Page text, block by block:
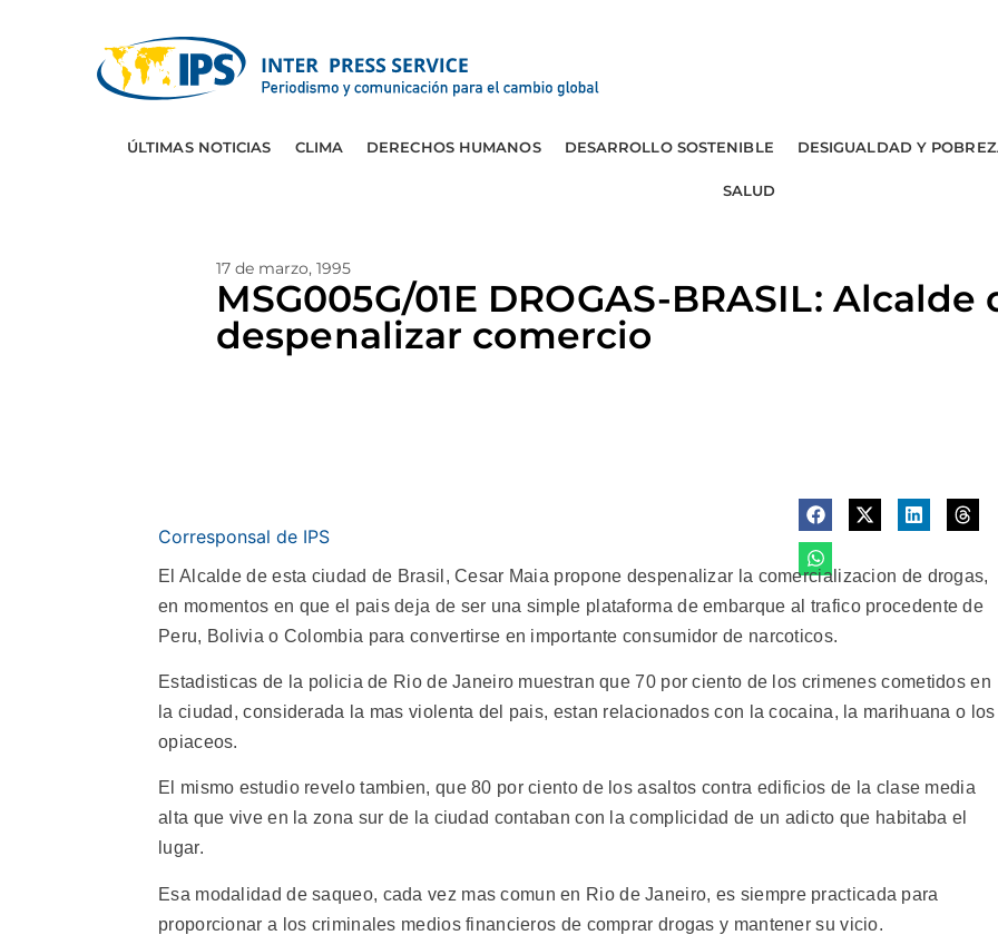
ÚLTIMAS NOTICIAS CLIMA DERECHOS HUMANOS DESARROLLO SOSTENIBLE DESIGUALDAD Y
SALUD
17 de marzo, 1995
MSG005G/01E DROGAS-BRASIL:
despenalizar comercio
Corresponsal de IPS
El Alcalde de esta ciudad de Brasil, Cesar Maia propone despenalizar la comercializacion de drogas,
en momentos en que el pais deja de ser una simple plataforma de embarque al trafico procedente de
Peru, Bolivia o Colombia para convertirse en importante consumidor de narcoticos.
Estadisticas de la policia de Rio de Janeiro muestran que 70 por ciento de los crimenes cometidos en
la ciudad, considerada la mas violenta del pais, estan relacionados con la cocaina, la marihuana o los
opiaceos.
El mismo estudio revelo tambien, que 80 por ciento de los asaltos contra edificios de la clase media
alta que vive en la zona sur de la ciudad contaban con la complicidad de un adicto que habitaba el
lugar.
Esa modalidad de saqueo, cada vez mas comun en Rio de Janeiro, es siempre practicada para
proporcionar a los criminales medios financieros de comprar drogas y mantener su vicio.